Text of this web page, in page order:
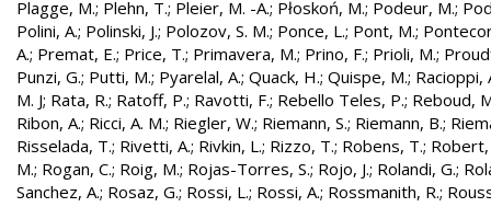
Plagge, M.; Plehn, T.; Pleier, M. -A.; Płoskoń, M.; Podeur, M.;
Polini, A.; Polinski, J.; Polozov, S. M.; Ponce, L.; Pont, M.;
A.; Premat, E.; Price, T.; Primavera, M.; Prino, F.; Prioli, M.;
Punzi, G.; Putti, M.; Pyarelal, A.; Quack, H.; Quispe, M.; Racioppi,
M. J; Rata, R.; Ratoff, P.; Ravotti, F.; Rebello Teles, P.; Reboud,
Ribon, A.; Ricci, A. M.; Riegler, W.; Riemann, S.; Riemann, B.;
Risselada, T.; Rivetti, A.; Rivkin, L.; Rizzo, T.; Robens, T.; Robert,
M.; Rogan, C.; Roig, M.; Rojas-Torres, S.; Rojo, J.; Rolandi, G.;
Sanchez, A.; Rosaz, G.; Rossi, L.; Rossi, A.; Rossmanith, R.;